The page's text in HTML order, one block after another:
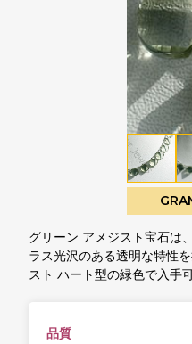
グリーン アメジスト宝石は
ラス光沢のある透明な特性
スト ハート型の緑色で入手
品質